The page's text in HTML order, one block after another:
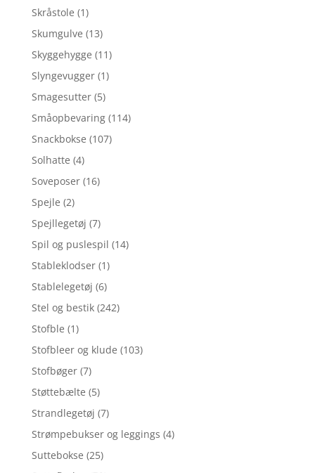
Skråstole (1)
Skumgulve (13)
Skyggehygge (11)
Slyngevugger (1)
Smagesutter (5)
Småopbevaring (114)
Snackbokse (107)
Solhatte (4)
Soveposer (16)
Spejle (2)
Spejllegetøj (7)
Spil og puslespil (14)
Stableklodser (1)
Stablelegetøj (6)
Stel og bestik (242)
Stofble (1)
Stofbleer og klude (103)
Stofbøger (7)
Støttebælte (5)
Strandlegetøj (7)
Strømpebukser og leggings (4)
Suttebokse (25)